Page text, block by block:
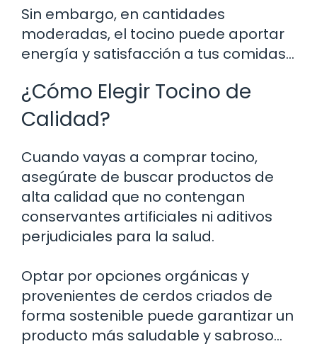
Sin embargo, en cantidades
moderadas, el tocino puede aportar
energía y satisfacción a tus comidas…
¿Cómo Elegir Tocino de
Calidad?
Cuando vayas a comprar tocino,
asegúrate de buscar productos de
alta calidad que no contengan
conservantes artificiales ni aditivos
perjudiciales para la salud.
Optar por opciones orgánicas y
provenientes de cerdos criados de
forma sostenible puede garantizar un
producto más saludable y sabroso…